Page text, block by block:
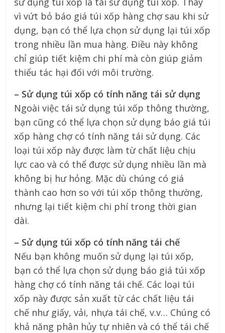
vì vứt bỏ báo giá túi xốp hàng chợ sau khi sử
dụng, bạn có thể lựa chọn sử dụng lại túi xốp
trong nhiều lần mua hàng. Điều này không
chỉ giúp tiết kiệm chi phí mà còn giúp giảm
thiểu tác hại đối với môi trường.
– Sử dụng túi xốp có tính năng tái sử dụng
Ngoài việc tái sử dụng túi xốp thông thường,
bạn cũng có thể lựa chọn sử dụng báo giá túi
xốp hàng chợ có tính năng tái sử dụng. Các
loại túi xốp này được làm từ chất liệu chịu
lực cao và có thể được sử dụng nhiều lần mà
không bị hư hỏng. Mặc dù chúng có giá
thành cao hơn so với túi xốp thông thường,
nhưng lại tiết kiệm chi phí trong thời gian
dài.
– Sử dụng túi xốp có tính năng tái chế
Nếu bạn không muốn sử dụng lại túi xốp,
bạn có thể lựa chọn sử dụng báo giá túi xốp
hàng chợ có tính năng tái chế. Các loại túi
xốp này được sản xuất từ các chất liệu tái
chế như giấy, vải, nhựa tái chế, v.v… Chúng có
khả năng phân hủy tự nhiên và có thể tái chế